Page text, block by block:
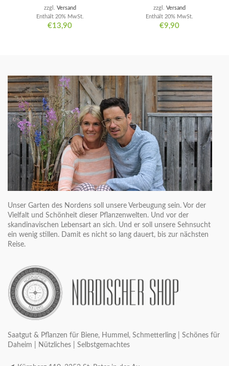
€13,90
Enthält 20% MwSt.
zzgl. Versand
€9,90
Enthält 20% MwSt.
zzgl. Versand
Unser Garten des Nordens soll unsere Verbeugung sein. Vor der
Vielfalt und Schönheit dieser Pflanzenwelten. Und vor der
skandinavischen Lebensart an sich. Und er soll unsere Sehnsucht
ein wenig stillen. Damit es nicht so lang dauert, bis zur nächsten
Reise.
Saatgut & Pflanzen für Biene, Hummel, Schmetterling | Schönes für
Daheim | Nützliches | Selbstgemachtes